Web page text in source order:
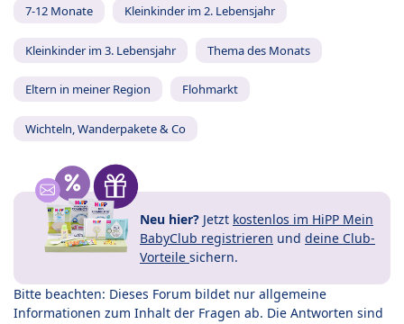
7-12 Monate Kleinkinder im 2. Lebensjahr
Kleinkinder im 3. Lebensjahr Thema des Monats
Eltern in meiner Region Flohmarkt
Wichteln, Wanderpakete & Co
Neu hier? Jetzt kostenlos im HiPP Mein
BabyClub registrieren und deine Club-
Vorteile sichern.
Bitte beachten: Dieses Forum bildet nur allgemeine
Informationen zum Inhalt der Fragen ab. Die Antworten sind